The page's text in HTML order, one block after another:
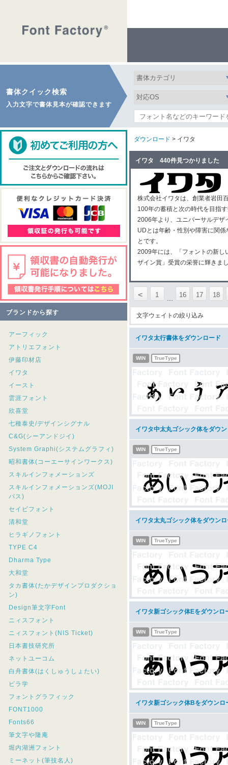
書体クイック検索
入力文字で書体見本が確認できます
ブランドから探す
アーフィック
アトリエフォント
伊藤印材店
イワタ
イースト
雲涯フォント
欣喜堂
七種泰史/デザインシグナル
C&G(シーアンドジイ)
System Graphi(システムグラフィ)
昭和書体(コーエーサインワークス)
スキルインフォメーションズ
スキルインフォメーションズ(MOJI
パス)
セイビフォント
清和堂
ヒラギノフォント
TYPE C4
Dharma Type
大和堂
タカ書体(たかデザインプロダクショ
ン)
Design筆文字Font
ニィスフォント
ニィスフォント(NIS Ticket)
日本書技研究所
ネットユーコム
白舟書体(はくしゅうしょたい)
ビラ学
フォントグラフィック
FONT1000
Fonts66
筆文字や隆庵
堀内湖洲フォント
ミーネット(筆技名人)
ダウンロード > イワタ
イワタ 440件見つかりました
株式会社イワタは、創業者岩田
100年の蓄積と次の時代を目指
2006年より、ユニバーサルデザ
UDとは年齢・性別や障害に関
とです。
2009年には、「フォントの新し
ザイン賞」受賞の栄誉に輝きま
< 1 ... 16 17 18
文字ウェイトの絞り込み
イワタ太行書体をダウンロード
WIN TrueType
イワタ中太丸ゴシック体をダウ
WIN TrueType
イワタ太丸ゴシック体をダウン
WIN TrueType
イワタ新ゴシック体Eをダウンロ
WIN TrueType
イワタ新ゴシック体Bをダウンロ
WIN TrueType